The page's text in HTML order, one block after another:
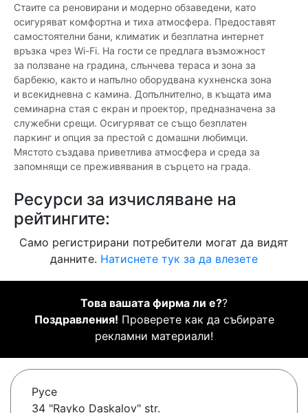
Стаите са реновирани и модерно обзаведени, като
осигуряват комфортна и тиха атмосфера. Предоставят
самостоятелни бани, климатик и безплатна интернет
връзка чрез Wi-Fi. На гости се предлага възможност
за ползване на градина, слънчева тераса и зона за
барбекю, както и напълно оборудвана кухненска зона
и всекидневна с камина. Допълнително, в къщата има
семинарна стая с екран и проектор, предназначена за
служебни срещи. Осигуряват се също безплатен
паркинг и опция за престой с домашни любимци.
Мястото създава приветлива атмосфера и среда за
запомнящи се преживявания в сърцето на града.
Ресурси за изчисляване на
рейтингите:
Само регистрирани потребители могат да видят
данните. Натиснете тук за да влезете
Това вашата фирма ли е??
Поздравления! Проверете как да събирате
рекламни материали!
Русе
34 "Rayko Daskalov" str.